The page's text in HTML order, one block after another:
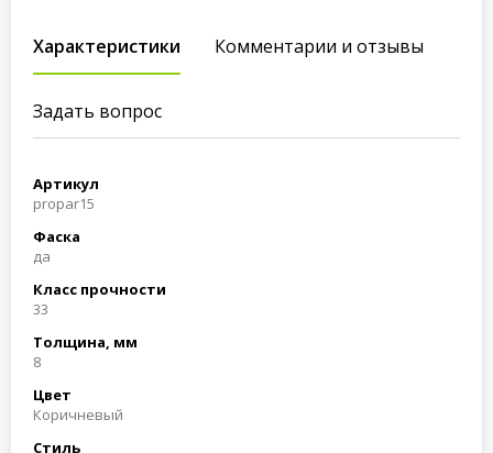
Характеристики Комментарии и отзывы
Задать вопрос
Артикул
propar15
Фаска
да
Класс прочности
33
Толщина, мм
8
Цвет
Коричневый
Стиль